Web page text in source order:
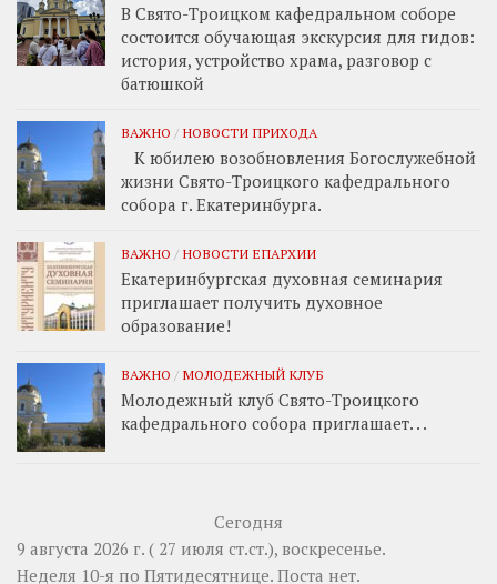
В Свято-Троицком кафедральном соборе
состоится обучающая экскурсия для гидов:
история, устройство храма, разговор с
батюшкой
ВАЖНО / НОВОСТИ ПРИХОДА
К юбилею возобновления Богослужебной
жизни Свято-Троицкого кафедрального
собора г. Екатеринбурга.
ВАЖНО / НОВОСТИ ЕПАРХИИ
Екатеринбургская духовная семинария
приглашает получить духовное
образование!
ВАЖНО / МОЛОДЕЖНЫЙ КЛУБ
Молодежный клуб Свято-Троицкого
кафедрального собора приглашает. . .
Сегодня
9 августа 2026 г. ( 27 июля ст.ст.), воскресенье.
Неделя 10-я по Пятидесятнице. Поста нет.